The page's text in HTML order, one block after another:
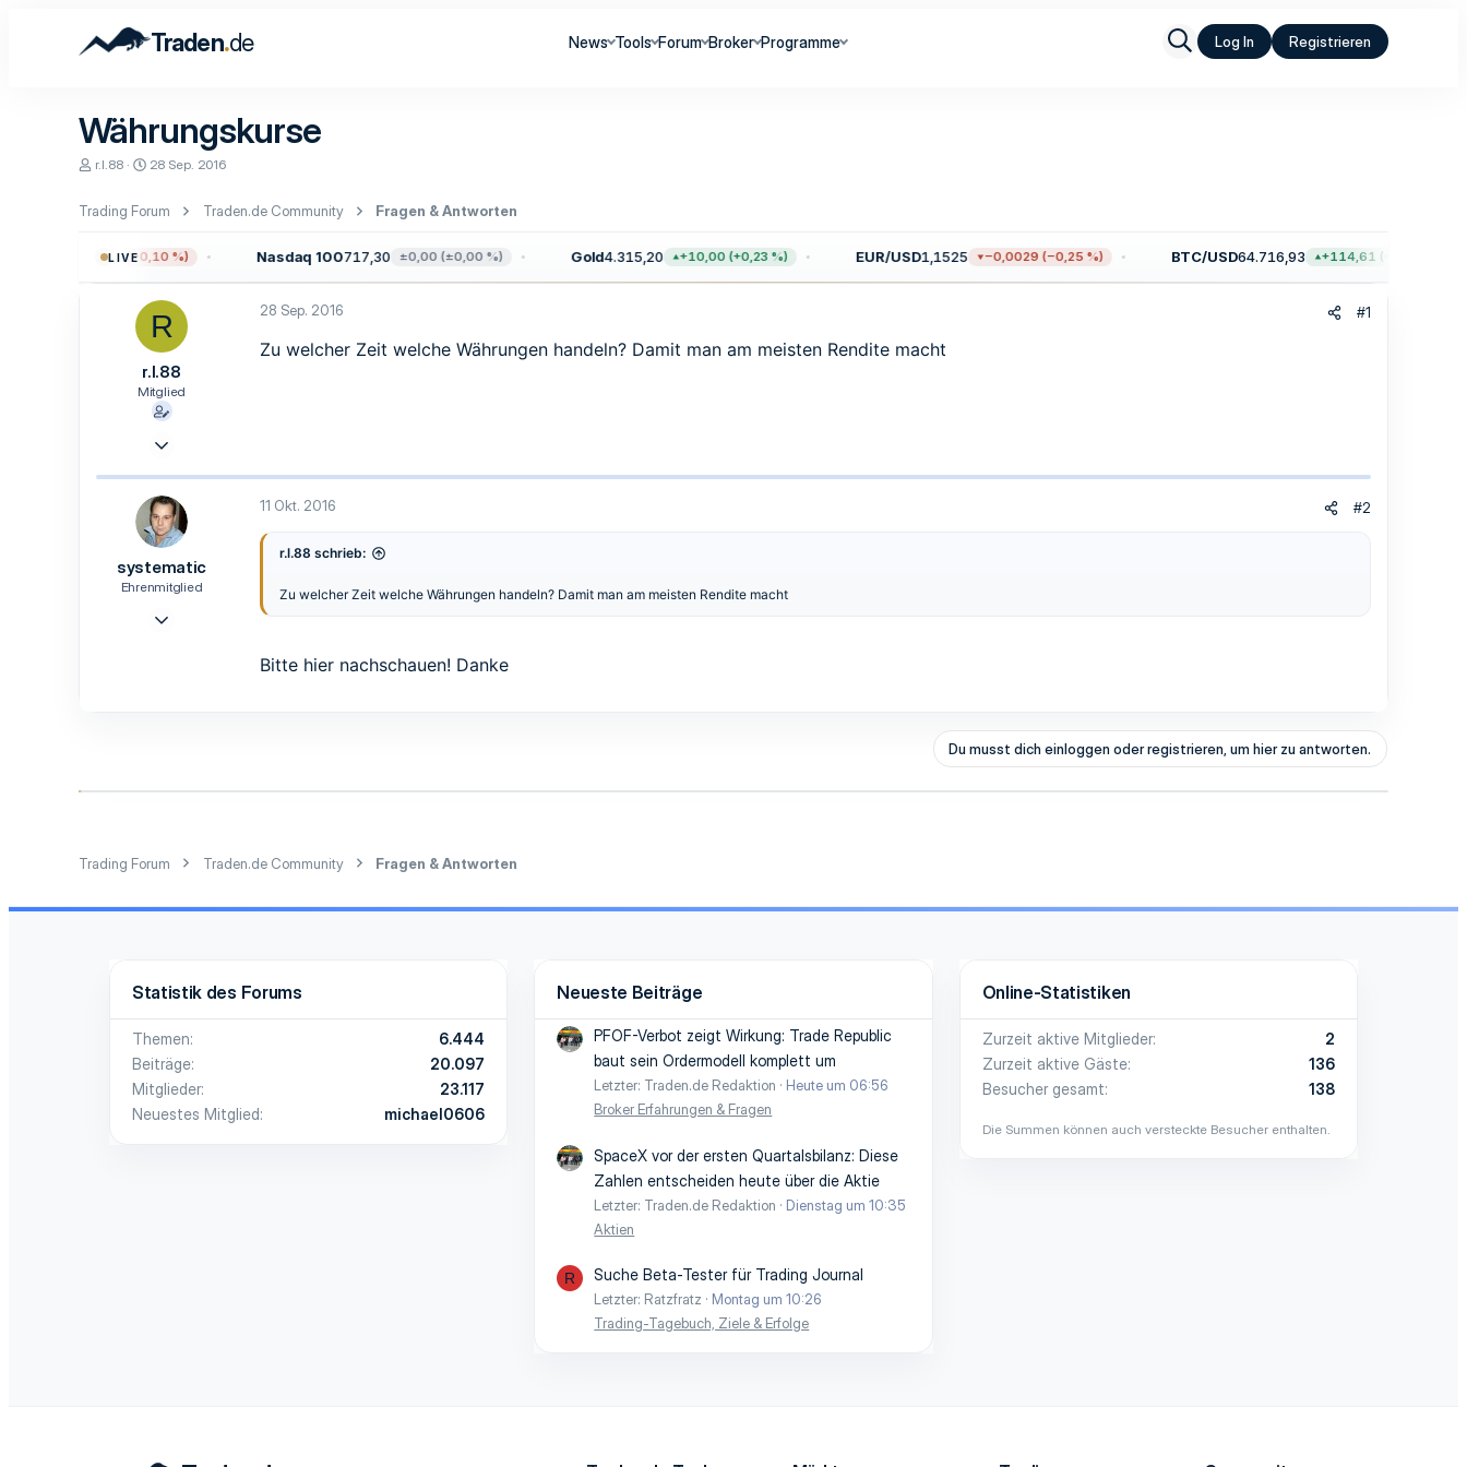
Traden.de News Tools Forum Broker Programme Log In Registrieren
Währungskurse
E
t
e
r.l.88
E
t
l
t
a
m
28 Sep. 2016
Trading Forum Traden.de Community Fragen & Antworten
LIVE
−7,83 (−0,10 %) Nasdaq 100717,30 ±0,00 (±0,00 %) Gold4.315,20 +10,00 (+0,23 %) EUR/USD1,1525 −0,0029 (−0,25 %) BTC/USD64.716,93 +114,61 (+0,18 %)
R
r.l.88
Mitglied
28 Sep. 2016 #1
Zu welcher Zeit welche Währungen handeln? Damit man am meisten Rendite macht
systematic
Ehrenmitglied
11 Okt. 2016 #2
r.l.88 schrieb:
Zu welcher Zeit welche Währungen handeln? Damit man am meisten Rendite macht
Bitte hier nachschauen! Danke
Du musst dich einloggen oder registrieren, um hier zu antworten.
Trading Forum Traden.de Community Fragen & Antworten
Statistik des Forums
Themen
6.444
Beiträge
20.097
Mitglieder
23.117
Neuestes Mitglied
michael0606
Neueste Beiträge
PFOF-Verbot zeigt Wirkung: Trade Republic
baut sein Ordermodell komplett um
Letzter: Traden.de Redaktion
Heute um 06:56
Broker Erfahrungen & Fragen
SpaceX vor der ersten Quartalsbilanz: Diese
Zahlen entscheiden heute über die Aktie
Letzter: Traden.de Redaktion
Dienstag um 10:35
Aktien
R Suche Beta-Tester für Trading Journal
Letzter: Ratzfratz
Montag um 10:26
Trading-Tagebuch, Ziele & Erfolge
Online-Statistiken
Zurzeit aktive Mitglieder
2
Zurzeit aktive Gäste
136
Besucher gesamt
138
Die Summen können auch versteckte Besucher enthalten.